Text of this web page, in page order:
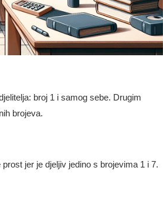
broj 1 i samog sebe. Drugim
brojeva.
jer je djeljiv jedino s brojevima 1 i 7.